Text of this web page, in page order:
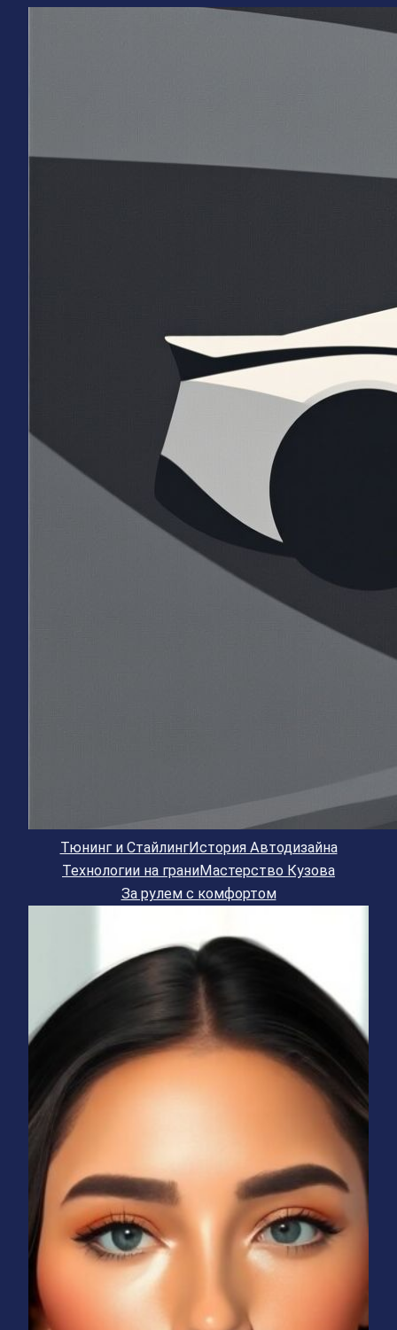
Тюнинг и СтайлингИстория Автодизайна
Технологии на граниМастерство Кузова
За рулем с комфортом